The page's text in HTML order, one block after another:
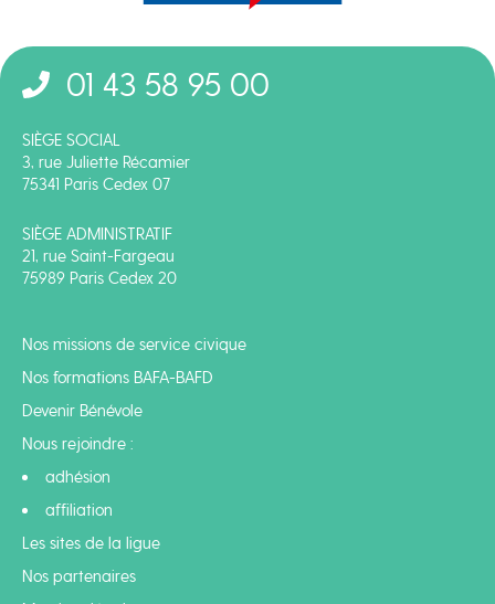
01 43 58 95 00
SIÈGE SOCIAL
3, rue Juliette Récamier
75341 Paris Cedex 07
SIÈGE ADMINISTRATIF
21, rue Saint-Fargeau
75989 Paris Cedex 20
Nos missions de service civique
Nos formations BAFA-BAFD
Devenir Bénévole
Nous rejoindre :
adhésion
affiliation
Les sites de la ligue
Nos partenaires